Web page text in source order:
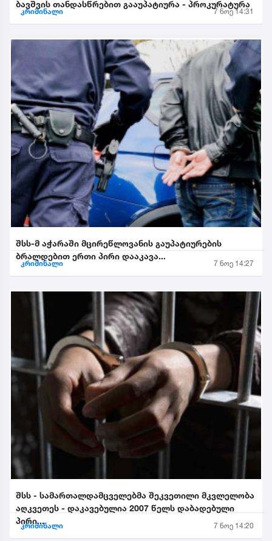
ბავშვის თანდასწრებით გააუპატიურა - პროკურატურა
კრიმინალი 7 ნოე 14:31
შსს-მ აჭარაში მცირეწლოვანის გაუპატიურების
ბრალდებით ერთი პირი დააკავა...
კრიმინალი 7 ნოე 14:27
შსს - სამართალდამცველებმა შეკვეთილი მკვლელობა
აღკვეთეს - დაკავებულია 2007 წელს დაბადებული
პირი...
კრიმინალი 7 ნოე 14:20